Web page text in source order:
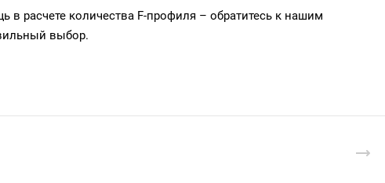
расчете количества F-профиля – обратитесь к нашим
выбор.